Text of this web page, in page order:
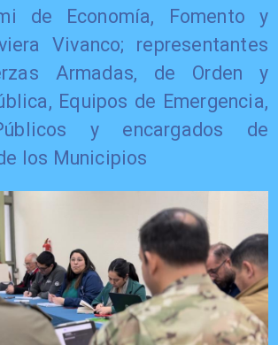
de Economía, Fomento y
Vivanco; representantes
Armadas, de Orden y
Equipos de Emergencia,
y encargados de
los Municipios